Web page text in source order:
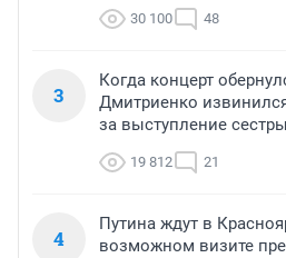
30 100 48
3
Когда концерт
Дмитриенко
за выступление
19 812 21
4
Путина ждут в
возможном визите